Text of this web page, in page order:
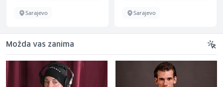
Sarajevo Sarajevo
Možda vas zanima